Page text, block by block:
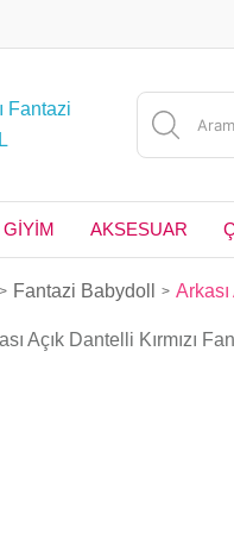
GİYİM AKSESUAR
Fantazi Babydoll